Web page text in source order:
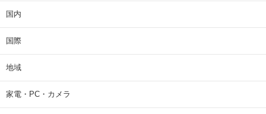
国内
国際
地域
家電・PC・カメラ